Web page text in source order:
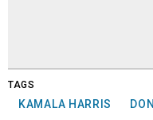
TAGS
KAMALA HARRIS